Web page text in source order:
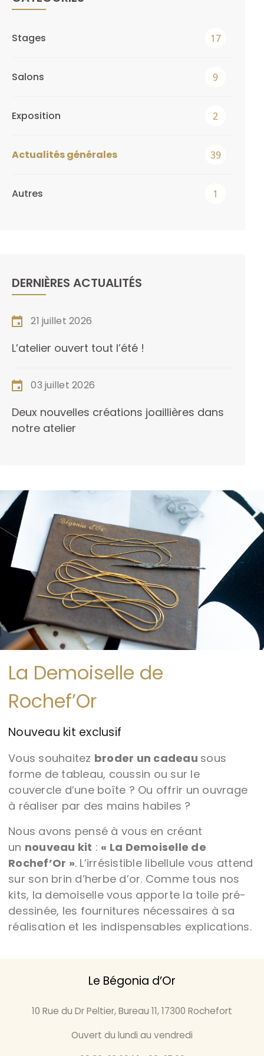
Stages 17
Salons 9
Exposition 2
Actualités générales 39
Autres 1
DERNIÈRES ACTUALITÉS
21 juillet 2026
L’atelier ouvert tout l’été !
03 juillet 2026
Deux nouvelles créations joaillières dans
notre atelier
La Demoiselle de
Rochef’Or
Nouveau kit exclusif
Vous souhaitez broder un cadeau sous
forme de tableau, coussin ou sur le
couvercle d’une boîte ? Ou offrir un ouvrage
à réaliser par des mains habiles ?
Nous avons pensé à vous en créant
un nouveau kit : « La Demoiselle de
Rochef’Or ». L’irrésistible libellule vous attend
sur son brin d’herbe d’or. Comme tous nos
kits, la demoiselle vous apporte la toile pré-
dessinée, les fournitures nécessaires à sa
réalisation et les indispensables explications.
Le Bégonia d’Or
10 Rue du Dr Peltier, Bureau 11, 17300 Rochefort
Ouvert du lundi au vendredi